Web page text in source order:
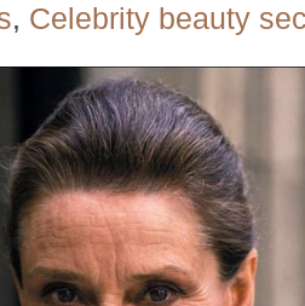
, Celebrity beauty